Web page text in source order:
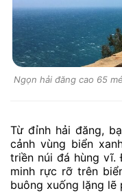
Ngọn hải đăng cao 65
Từ đỉnh hải đăng,
cảnh vùng biển
triền núi đá hùng vĩ.
minh rực rỡ trên
buông xuống lặng lẽ